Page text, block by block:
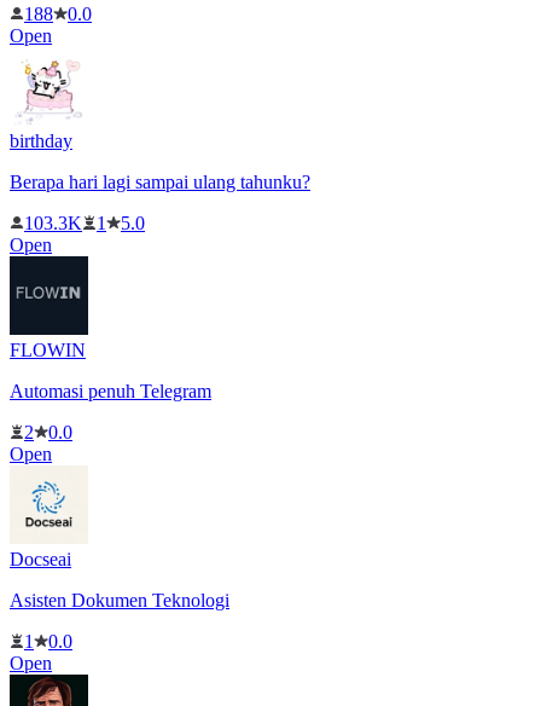
188
0.0
Open
birthday
Berapa hari lagi sampai ulang tahunku?
103.3K
1
5.0
Open
FLOWIN
Automasi penuh Telegram
2
0.0
Open
Docseai
Asisten Dokumen Teknologi
1
0.0
Open